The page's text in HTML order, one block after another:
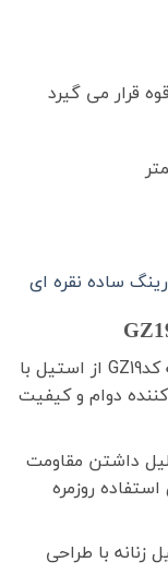
قرار می گیرد
ساده نقره ای
ست انگشتر و گردنبند زنانه کدGZ19 از استیل با
دوام و کیفیت
داشتن مقاومت
روزمره
با طراحی